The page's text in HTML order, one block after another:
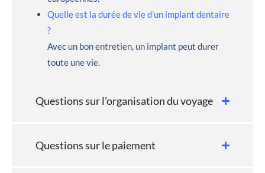
Quelle est la durée de vie d’un implant dentaire
?
Avec un bon entretien, un implant peut durer
toute une vie.
Questions sur l’organisation du voyage
Questions sur le paiement